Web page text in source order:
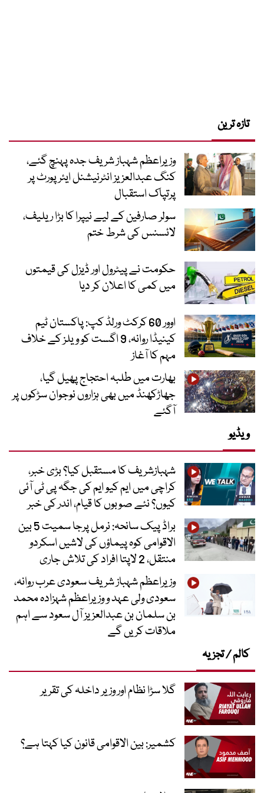
تازہ ترین
وزیراعظم شہباز شریف جدہ پہنچ گئے،
کنگ عبدالعزیز انٹرنیشنل ایئر پورٹ پر
پرتپاک استقبال
سولر صارفین کے لیے نیپرا کا بڑا ریلیف،
لائسنس کی شرط ختم
حکومت نے پیٹرول اور ڈیزل کی قیمتوں
میں کمی کا اعلان کر دیا
اوور 60 کرکٹ ورلڈ کپ: پاکستان ٹیم
کینیڈا روانہ، 9 اگست کو ویلز کے خلاف
مہم کا آغاز
بھارت میں طلبہ احتجاج پھیل گیا،
جھاڑکھنڈ میں بھی ہزاروں نوجوان سڑکوں پر
آگئے
ویڈیو
شہبازشریف کا مستقبل کیا؟ بڑی خبر،
کراچی میں ایم کیو ایم کی جگہ پی ٹی آئی
کیوں؟ نئے صوبوں کا قیام، اندر کی خبر
براڈ پیک سانحہ: نرمل پرجا سمیت 5 بین
الاقوامی کوہ پیماؤں کی لاشیں اسکردو
منتقل، 2 لاپتا افراد کی تلاش جاری
وزیراعظم شہباز شریف سعودی عرب روانہ،
سعودی ولی عہد و وزیراعظم شہزادہ محمد
بن سلمان بن عبدالعزیز آل سعود سے اہم
ملاقات کریں گے
کالم / تجزیہ
گلا سڑا نظام اور وزیر داخلہ کی تقریر
کشمیر: بین الاقوامی قانون کیا کہتا ہے؟